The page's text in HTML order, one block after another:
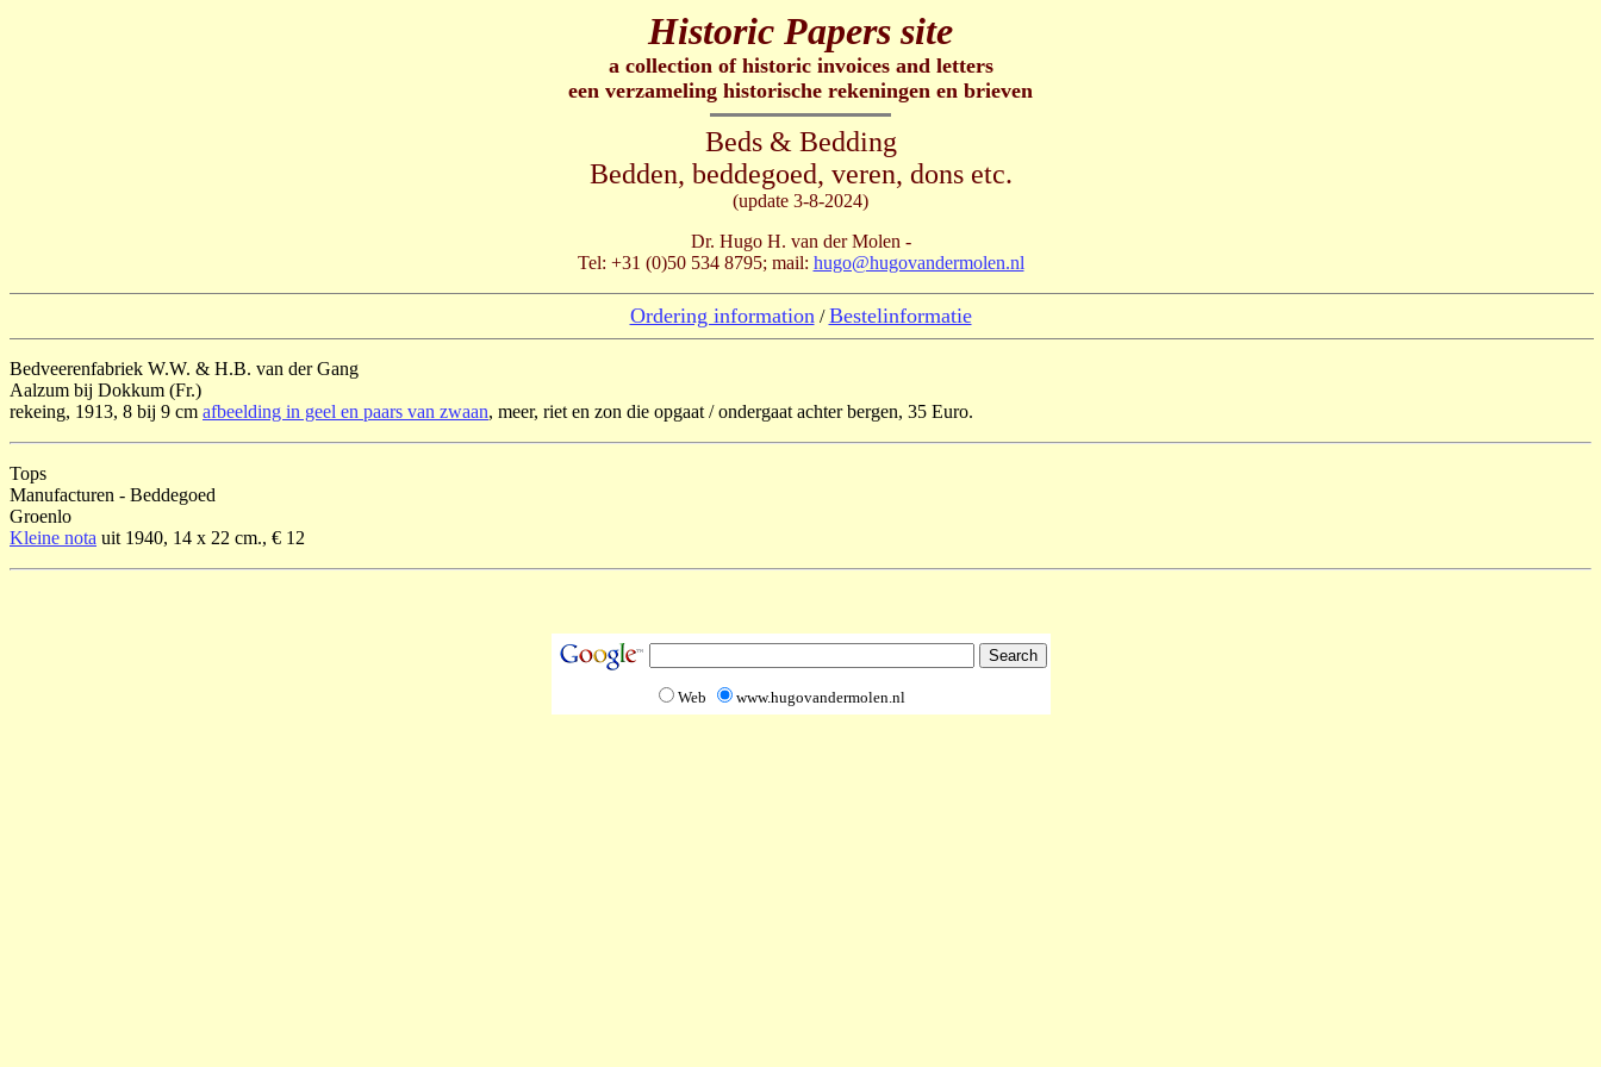
Historic Papers site
a collection of historic invoices and letters
een verzameling historische rekeningen en brieven
Beds & Bedding
Bedden, beddegoed, veren, dons etc.
(update 3-8-2024)
Dr. Hugo H. van der Molen -
Tel: +31 (0)50 534 8795; mail: hugo@hugovandermolen.nl
Ordering information /Bestelinformatie
Bedveerenfabriek W.W. & H.B. van der Gang
Aalzum bij Dokkum (Fr.)
rekeing, 1913, 8 bij 9 cm afbeelding in geel en paars van zwaan, meer, riet en zon die opgaat / ondergaat achter bergen, 35 Euro.
Tops
Manufacturen - Beddegoed
Groenlo
Kleine nota uit 1940, 14 x 22 cm., € 12
Web www.hugovandermolen.nl